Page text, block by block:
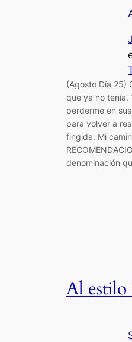
(Agosto Día 25)
que ya no tenía.
perderme en
para volver a
fingida. Mi
denominación
Al